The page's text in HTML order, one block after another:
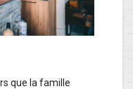
que la famille